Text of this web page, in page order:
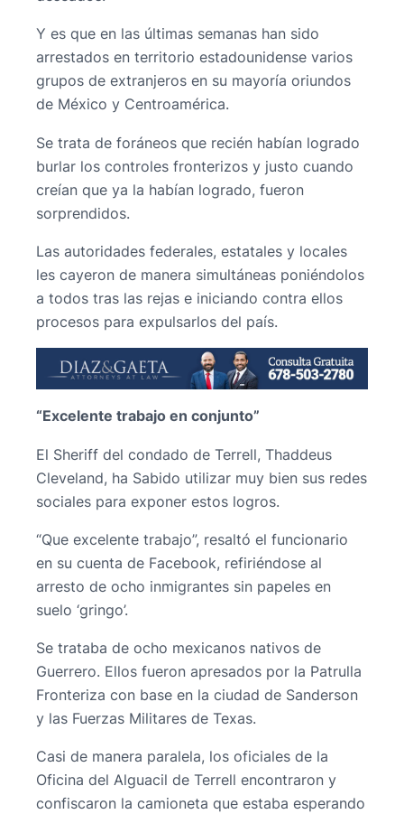
Y es que en las últimas semanas han sido
arrestados en territorio estadounidense varios
grupos de extranjeros en su mayoría oriundos
de México y Centroamérica.
Se trata de foráneos que recién habían logrado
burlar los controles fronterizos y justo cuando
creían que ya la habían logrado, fueron
sorprendidos.
Las autoridades federales, estatales y locales
les cayeron de manera simultáneas poniéndolos
a todos tras las rejas e iniciando contra ellos
procesos para expulsarlos del país.
“Excelente trabajo en conjunto”
El Sheriff del condado de Terrell, Thaddeus
Cleveland, ha Sabido utilizar muy bien sus redes
sociales para exponer estos logros.
“Que excelente trabajo”, resaltó el funcionario
en su cuenta de Facebook, refiriéndose al
arresto de ocho inmigrantes sin papeles en
suelo ‘gringo’.
Se trataba de ocho mexicanos nativos de
Guerrero. Ellos fueron apresados por la Patrulla
Fronteriza con base en la ciudad de Sanderson
y las Fuerzas Militares de Texas.
Casi de manera paralela, los oficiales de la
Oficina del Alguacil de Terrell encontraron y
confiscaron la camioneta que estaba esperando